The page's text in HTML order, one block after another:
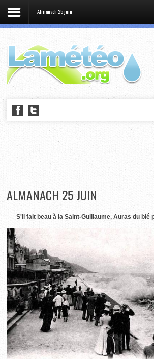
Almanach 25 juin
ALMANACH 25 JUIN
S'il fait beau à la Saint-Guillaume, Auras du blé